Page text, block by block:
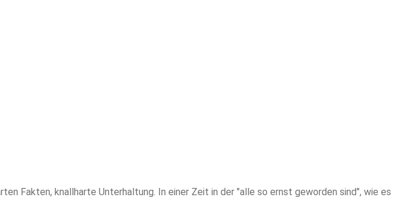
Fakten, knallharte Unterhaltung. In einer Zeit in der "alle so ernst geworden sind", wie es